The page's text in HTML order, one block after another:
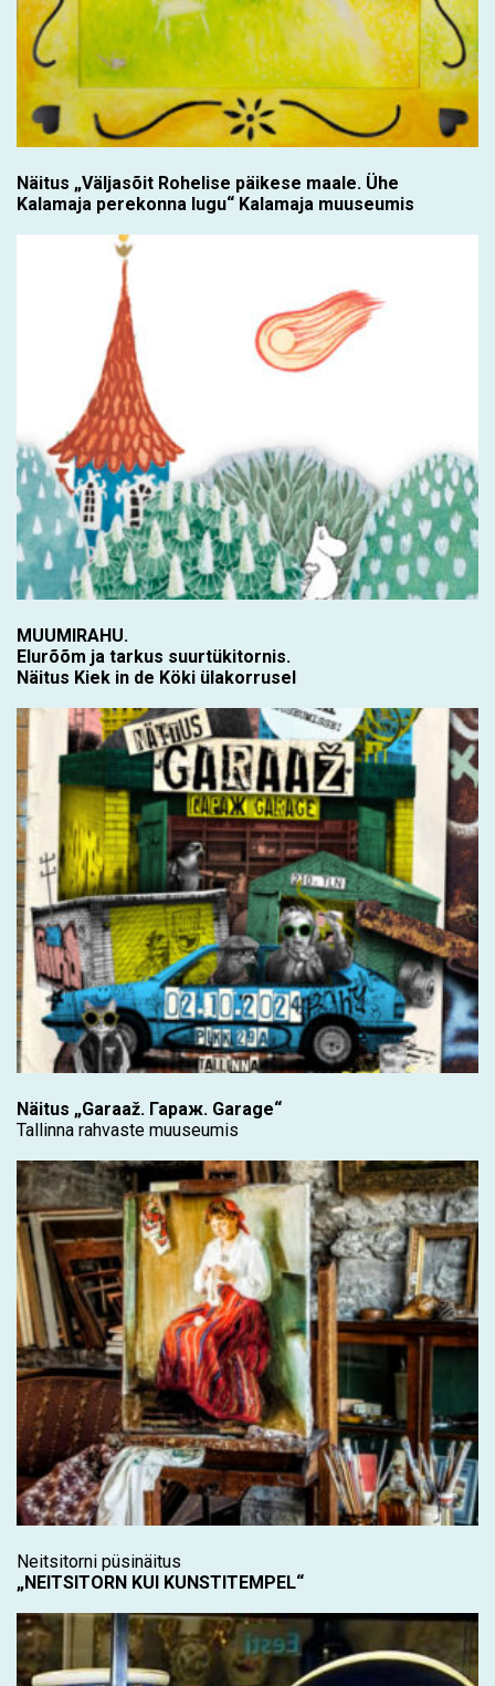
Näitus „Väljasõit Rohelise päikese maale. Ühe
Kalamaja perekonna lugu“ Kalamaja muuseumis
MUUMIRAHU.
Elurõõm ja tarkus suurtükitornis.
Näitus Kiek in de Köki ülakorrusel
Näitus „Garaaž. Гараж. Garage“
Tallinna rahvaste muuseumis
Neitsitorni püsinäitus
„NEITSITORN KUI KUNSTITEMPEL“